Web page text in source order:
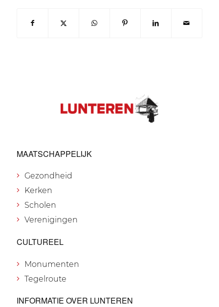
MAATSCHAPPELIJK
Gezondheid
Kerken
Scholen
Verenigingen
CULTUREEL
Monumenten
Tegelroute
INFORMATIE OVER LUNTEREN